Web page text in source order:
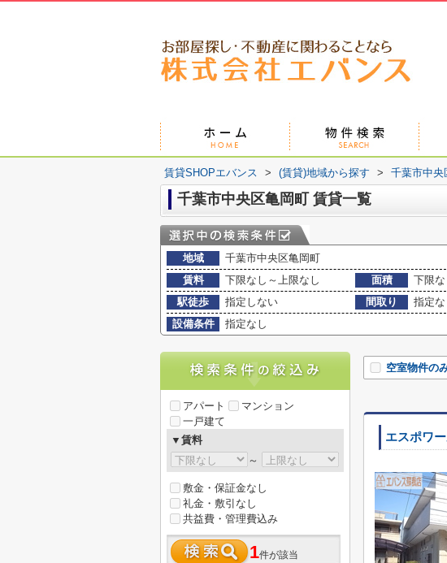
賃貸SHOPエバンス > (賃貸)地域から探す > 千葉市中央
千葉市中央区亀岡町 賃貸一覧
地域
千葉市中央区亀岡町
賃料
下限なし～上限なし 面積 下限
駅徒歩
指定しない 間取り
指定な
設備条件
指定なし
空室物件の
エスポワ
アパート
マンション
一戸建て
▼賃料
～
敷金・保証金なし
礼金・敷引なし
共益費・管理費込み
1件が該当